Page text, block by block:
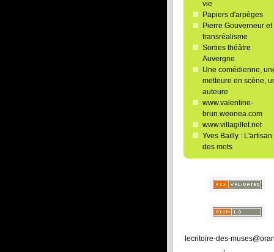
vie
Papiers d'arpèges
Pierre Gouverneur et
transréalisme
Sorties théâtre
Auvergne
Une comédienne,
metteure en scène,
auteure
www.valentine-
brun.weonea.com
www.villagillet.net
Yves Bailly : L'artisan
des mots
lecritoire-des-